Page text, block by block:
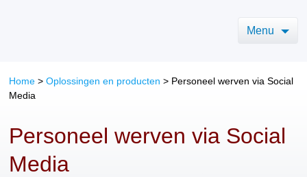
Menu
Home >Oplossingen en producten > Personeel werven via Social
Media
Personeel werven via Social
Media